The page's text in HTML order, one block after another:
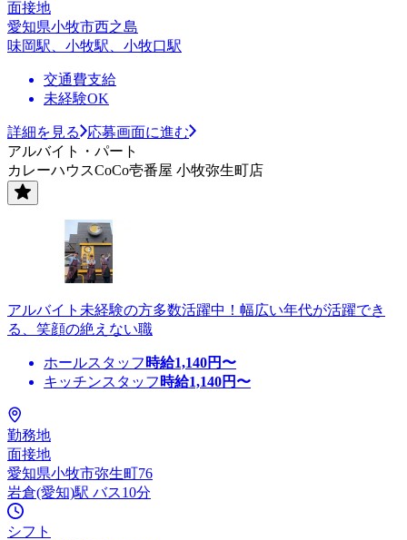
面接地
愛知県小牧市西之島
味岡駅、小牧駅、小牧口駅
交通費支給
未経験OK
詳細を見る
応募画面に進む
アルバイト・パート
カレーハウスCoCo壱番屋 小牧弥生町店
アルバイト未経験の方多数活躍中！幅広い年代が活躍でき
る、笑顔の絶えない職
ホールスタッフ 時給1,140円〜
キッチンスタッフ 時給1,140円〜
勤務地
面接地
愛知県小牧市弥生町76
岩倉(愛知)駅 バス10分
シフト